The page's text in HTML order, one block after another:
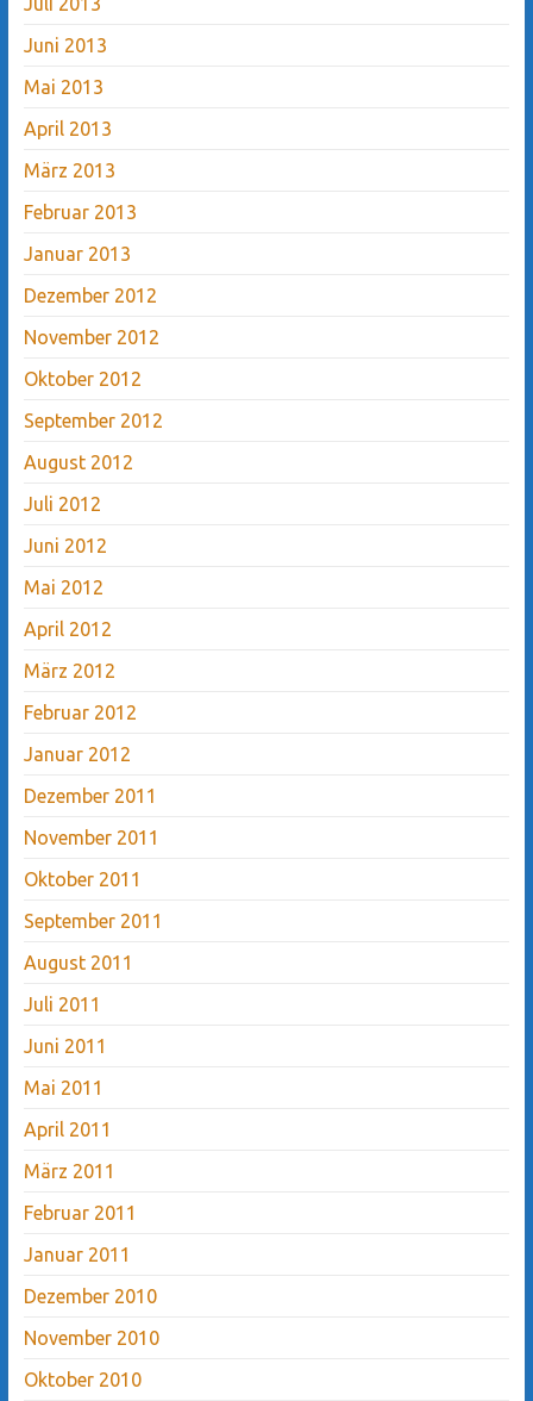
Juni 2013
Mai 2013
April 2013
März 2013
Februar 2013
Januar 2013
Dezember 2012
November 2012
Oktober 2012
September 2012
August 2012
Juli 2012
Juni 2012
Mai 2012
April 2012
März 2012
Februar 2012
Januar 2012
Dezember 2011
November 2011
Oktober 2011
September 2011
August 2011
Juli 2011
Juni 2011
Mai 2011
April 2011
März 2011
Februar 2011
Januar 2011
Dezember 2010
November 2010
Oktober 2010